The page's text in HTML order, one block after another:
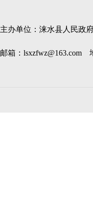
主办单位：涞水县人民政
邮箱：lsxzfwz@163.com